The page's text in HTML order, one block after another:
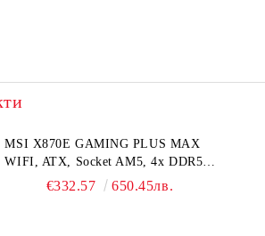
MSI X870E GAMING PLUS MAX
WIFI, ATX, Socket AM5, 4x DDR5
Dual Channel DDR5 up to
€332.57 650.45лв.